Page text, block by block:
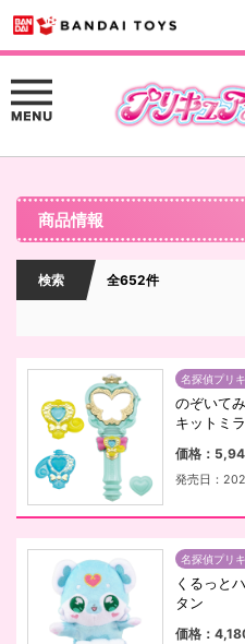
商品情報
検索 全652件
名探偵プリ
のぞいて
キットミ
価格：
発売日：
名探偵プリ
くるっと
タン
価格：